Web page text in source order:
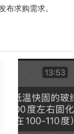
布求购需求。